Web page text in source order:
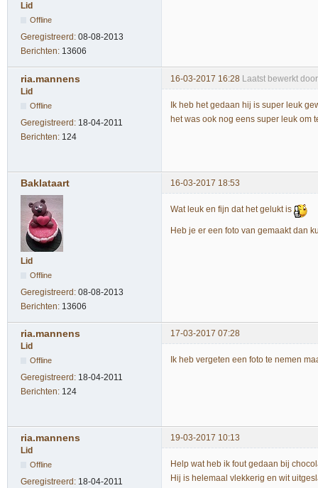
Lid
Offline
Geregistreerd: 08-08-2013
Berichten: 13606
ria.mannens 16-03-2017 16:28 Laatst bewerkt
Lid
Offline
Geregistreerd: 18-04-2011
Berichten: 124
Ik heb het gedaan hij is super leuk
het was ook nog eens super leuk om
Baklataart 16-03-2017 18:53
Lid
Offline
Geregistreerd: 08-08-2013
Berichten: 13606
Wat leuk en fijn dat het gelukt is
Heb je er een foto van gemaakt dan
ria.mannens
17-03-2017 07:28
Lid
Offline
Geregistreerd: 18-04-2011
Berichten: 124
Ik heb vergeten een foto te nemen
ria.mannens
19-03-2017 10:13
Lid
Offline
Geregistreerd: 18-04-2011
Help wat heb ik fout gedaan bij
Hij is helemaal vlekkerig en wit